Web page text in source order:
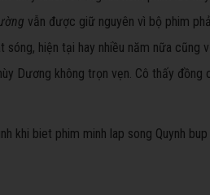
vẫn được giữ nguyên vì bộ phim
hiện tại hay nhiều năm nữa cũng
Dương không trọn vẹn. Cô thấy đồng